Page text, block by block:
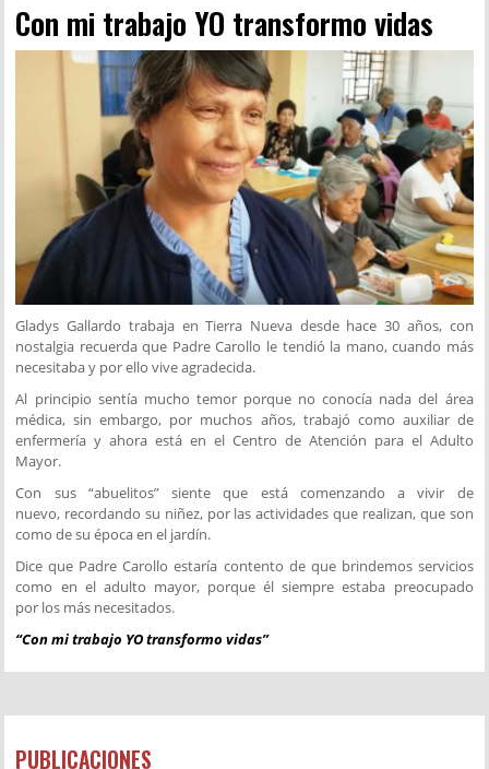
Con mi trabajo YO transformo vidas
Gladys Gallardo trabaja en Tierra Nueva desde hace 30 años, con
nostalgia recuerda que Padre Carollo le tendió la mano, cuando más
necesitaba y por ello vive agradecida.
Al principio sentía mucho temor porque no conocía nada del área
médica, sin embargo, por muchos años, trabajó como auxiliar de
enfermería y ahora está en el Centro de Atención para el Adulto
Mayor.
Con sus “abuelitos” siente que está comenzando a vivir de
nuevo, recordando su niñez, por las actividades que realizan, que son
como de su época en el jardín.
Dice que Padre Carollo estaría contento de que brindemos servicios
como en el adulto mayor, porque él siempre estaba preocupado
por los más necesitados.
“Con mi trabajo YO transformo vidas”
PUBLICACIONES